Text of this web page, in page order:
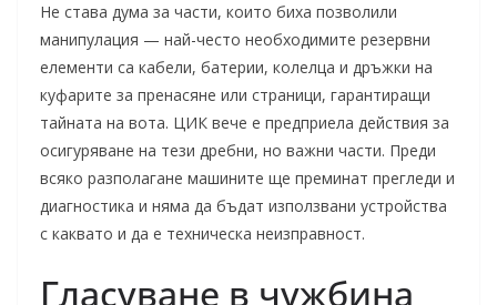
Не става дума за части, които биха позволили
манипулация — най-често необходимите резервни
елементи са кабели, батерии, колелца и дръжки на
куфарите за пренасяне или страници, гарантиращи
тайната на вота. ЦИК вече е предприела действия за
осигуряване на тези дребни, но важни части. Преди
всяко разполагане машините ще преминат прегледи и
диагностика и няма да бъдат използвани устройства
с каквато и да е техническа неизправност.
Гласуване в чужбина